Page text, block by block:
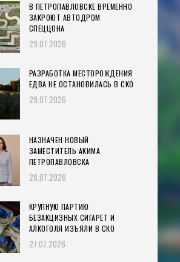
В ПЕТРОПАВЛОВСКЕ ВРЕМЕННО
ЗАКРОЮТ АВТОДРОМ
СПЕЦЦОНА
29.07.2026
РАЗРАБОТКА МЕСТОРОЖДЕНИЯ
ЕДВА НЕ ОСТАНОВИЛАСЬ В СКО
29.07.2026
НАЗНАЧЕН НОВЫЙ
ЗАМЕСТИТЕЛЬ АКИМА
ПЕТРОПАВЛОВСКА
28.07.2026
КРУПНУЮ ПАРТИЮ
БЕЗАКЦИЗНЫХ СИГАРЕТ И
АЛКОГОЛЯ ИЗЪЯЛИ В СКО
27.07.2026